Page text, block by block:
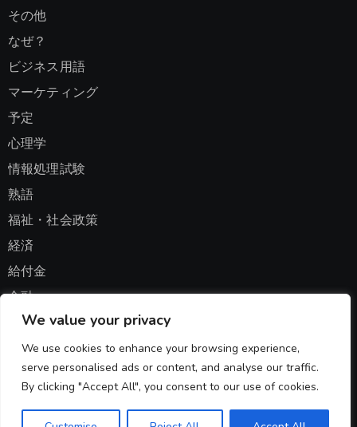
We value your privacy
We use cookies to enhance your browsing experience,
serve personalised ads or content, and analyse our traffic.
By clicking "Accept All", you consent to our use of cookies.
その他
なぜ？
ビジネス用語
マーケティング
予定
心理学
情報処理試験
熟語
福祉・社会政策
経済
給付金
金融
集計
1scr.info